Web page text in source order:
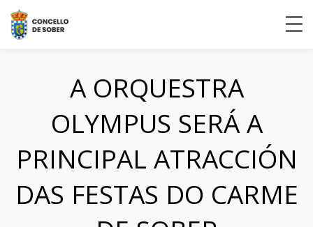
A ORQUESTRA
OLYMPUS SERÁ A
PRINCIPAL ATRACCIÓN
DAS FESTAS DO CARME